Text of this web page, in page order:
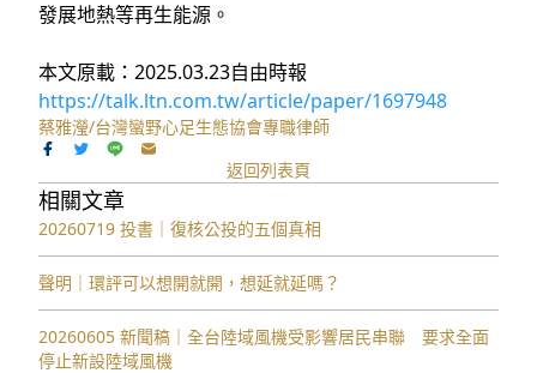
發展地熱等再生能源。
本文原載：2025.03.23自由時報
https://talk.ltn.com.tw/article/paper/1697948
蔡雅瀅/台灣蠻野心足生態協會專職律師
返回列表頁
相關文章
20260719 投書｜復核公投的五個真相
聲明｜環評可以想開就開，想延就延嗎？
20260605 新聞稿｜全台陸域風機受影響居民串聯 要求全面
停止新設陸域風機